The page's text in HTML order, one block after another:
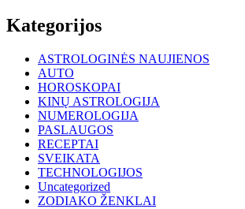
Kategorijos
ASTROLOGINĖS NAUJIENOS
AUTO
HOROSKOPAI
KINŲ ASTROLOGIJA
NUMEROLOGIJA
PASLAUGOS
RECEPTAI
SVEIKATA
TECHNOLOGIJOS
Uncategorized
ZODIAKO ŽENKLAI